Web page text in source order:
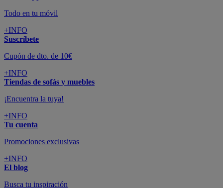
Todo en tu móvil
+INFO
Suscríbete
Cupón de dto. de 10€
+INFO
Tiendas de sofás y muebles
¡Encuentra la tuya!
+INFO
Tu cuenta
Promociones exclusivas
+INFO
El blog
Busca tu inspiración